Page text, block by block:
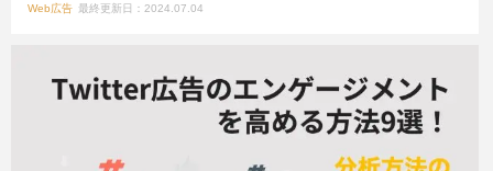
Web広告 最終更新日：2024.07.04